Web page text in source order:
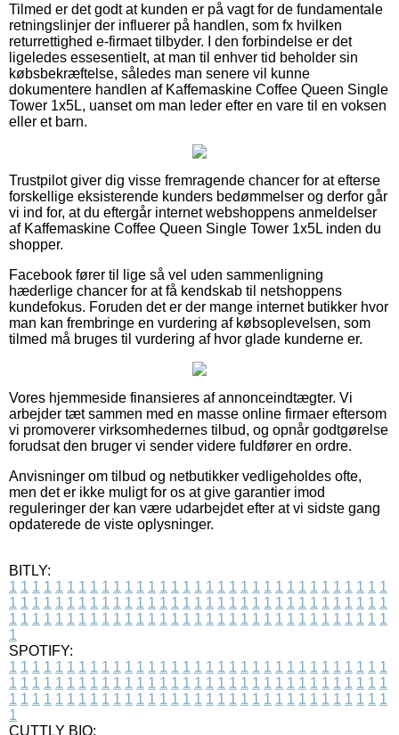
Tilmed er det godt at kunden er på vagt for de fundamentale
retningslinjer der influerer på handlen, som fx hvilken
returrettighed e-firmaet tilbyder. I den forbindelse er det
ligeledes essesentielt, at man til enhver tid beholder sin
købsbekræftelse, således man senere vil kunne
dokumentere handlen af Kaffemaskine Coffee Queen Single
Tower 1x5L, uanset om man leder efter en vare til en voksen
eller et barn.
Trustpilot giver dig visse fremragende chancer for at efterse
forskellige eksisterende kunders bedømmelser og derfor går
vi ind for, at du eftergår internet webshoppens anmeldelser
af Kaffemaskine Coffee Queen Single Tower 1x5L inden du
shopper.
Facebook fører til lige så vel uden sammenligning
hæderlige chancer for at få kendskab til netshoppens
kundefokus. Foruden det er der mange internet butikker hvor
man kan frembringe en vurdering af købsoplevelsen, som
tilmed må bruges til vurdering af hvor glade kunderne er.
Vores hjemmeside finansieres af annonceindtægter. Vi
arbejder tæt sammen med en masse online firmaer eftersom
vi promoverer virksomhedernes tilbud, og opnår godtgørelse
forudsat den bruger vi sender videre fuldfører en ordre.
Anvisninger om tilbud og netbutikker vedligeholdes ofte,
men det er ikke muligt for os at give garantier imod
reguleringer der kan være udarbejdet efter at vi sidste gang
opdaterede de viste oplysninger.
BITLY:
1 1 1 1 1 1 1 1 1 1 1 1 1 1 1 1 1 1 1 1 1 1 1 1 1 1 1 1 1 1 1 1 1
1 1 1 1 1 1 1 1 1 1 1 1 1 1 1 1 1 1 1 1 1 1 1 1 1 1 1 1 1 1 1 1 1
1 1 1 1 1 1 1 1 1 1 1 1 1 1 1 1 1 1 1 1 1 1 1 1 1 1 1 1 1 1 1 1 1
1
SPOTIFY:
1 1 1 1 1 1 1 1 1 1 1 1 1 1 1 1 1 1 1 1 1 1 1 1 1 1 1 1 1 1 1 1 1
1 1 1 1 1 1 1 1 1 1 1 1 1 1 1 1 1 1 1 1 1 1 1 1 1 1 1 1 1 1 1 1 1
1 1 1 1 1 1 1 1 1 1 1 1 1 1 1 1 1 1 1 1 1 1 1 1 1 1 1 1 1 1 1 1 1
1
CUTTLY BIO: